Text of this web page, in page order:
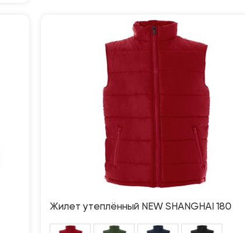
Жилет утеплённый NEW SHANGHAI 180